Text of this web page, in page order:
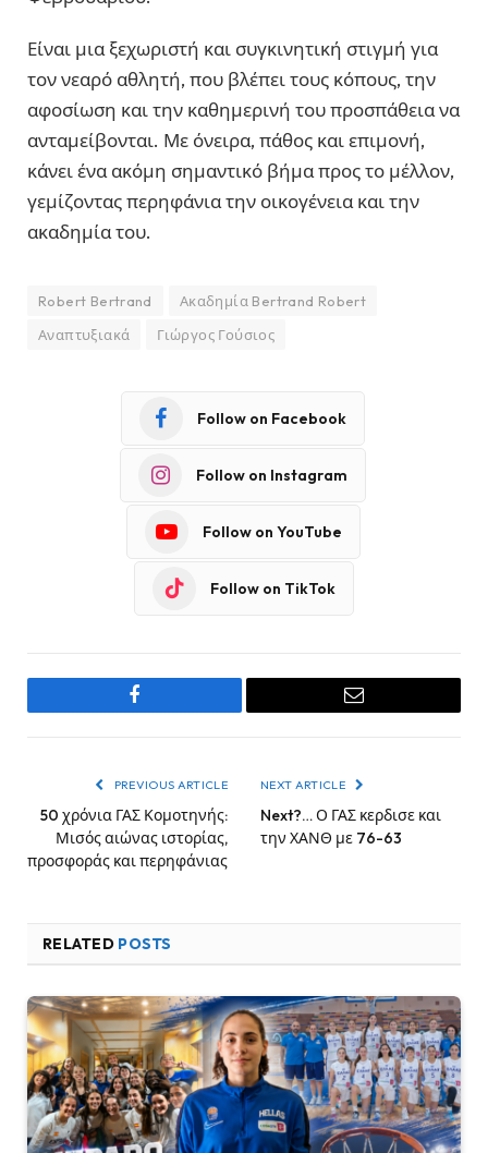
Είναι μια ξεχωριστή και συγκινητική στιγμή για
τον νεαρό αθλητή, που βλέπει τους κόπους, την
αφοσίωση και την καθημερινή του προσπάθεια να
ανταμείβονται. Με όνειρα, πάθος και επιμονή,
κάνει ένα ακόμη σημαντικό βήμα προς το μέλλον,
γεμίζοντας περηφάνια την οικογένεια και την
ακαδημία του.
Robert Bertrand
Ακαδημία Bertrand Robert
Αναπτυξιακά
Γιώργος Γούσιος
Follow on Facebook
Follow on Instagram
Follow on YouTube
Follow on TikTok
Facebook Email
PREVIOUS ARTICLE
50 χρόνια ΓΑΣ Κομοτηνής:
Μισός αιώνας ιστορίας,
προσφοράς και περηφάνιας
NEXT ARTICLE
Next?… Ο ΓΑΣ κερδισε και
την ΧΑΝΘ με 76-63
RELATED POSTS